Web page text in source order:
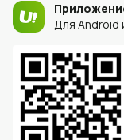
Для Android